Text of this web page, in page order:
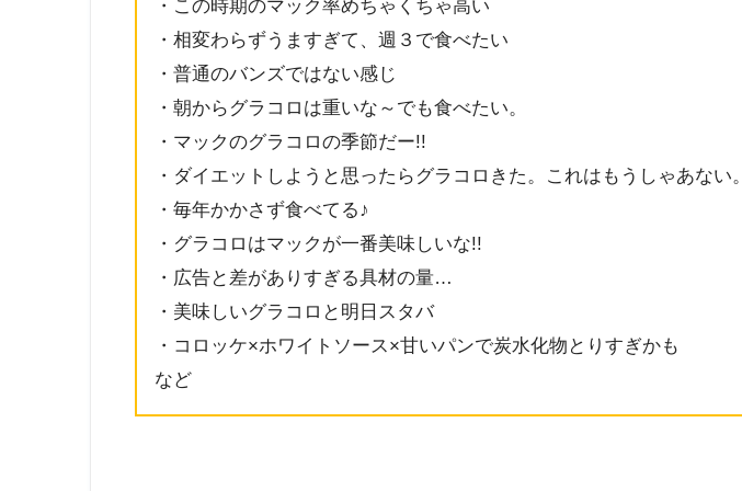
・この時期のマック率めちゃくちゃ高い
・相変わらずうますぎて、週３で食べたい
・普通のバンズではない感じ
・ 朝から グラコロ は重いな～でも食べたい。
・マックのグラコロの季節だー!!
・ダイエットしようと思ったらグラコロきた。これはもうしゃあない。
・毎年かかさず食べてる♪
・グラコロはマックが一番美味しいな!!
・広告と差がありすぎる具材の量…
・ 美味しいグラコロ と明日スタバ
・ コロッケ×ホワイトソース×甘いパンで炭水化物とりすぎかも
など